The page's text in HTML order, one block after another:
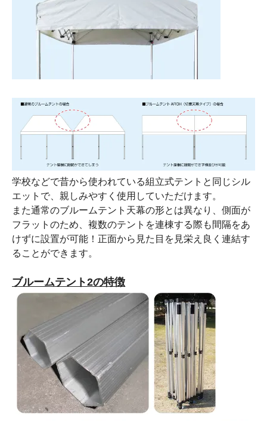
学校などで昔から使われている組立式テントと同じシル
エットで、親しみやすく使用していただけます。
また通常のブルームテント天幕の形とは異なり、側面が
フラットのため、複数のテントを連棟する際も間隔をあ
けずに設置が可能！正面から見た目を見栄え良く連結す
ることができます。
ブルームテント2の特徴